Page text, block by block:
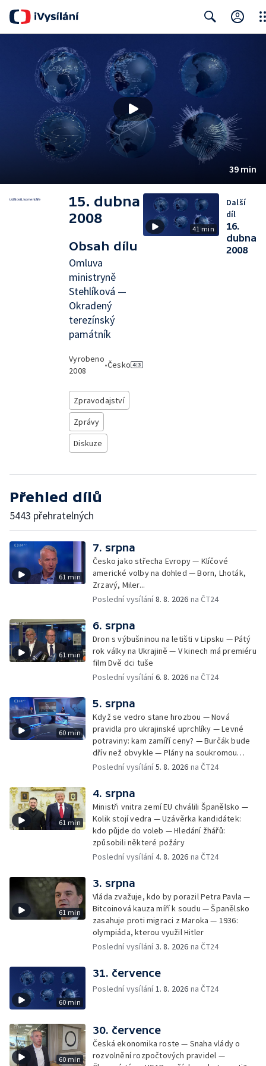
39 min
15. dubna
2008
Obsah dílu
Omluva
ministryně
Stehlíková —
Okradený
terezínský
památník
Vyrobeno
2008
•Česko
Zpravodajství
Zprávy
Diskuze
41 min
Další
díl
16.
dubna
2008
Přehled dílů
5443 přehratelných
61 min
7. srpna
Česko jako střecha Evropy — Klíčové
americké volby na dohled — Born, Lhoták,
Zrzavý, Miler...
Poslední vysílání8. 8. 2026 na ČT24
61 min
6. srpna
Dron s výbušninou na letišti v Lipsku — Pátý
rok války na Ukrajině — V kinech má premiéru
film Dvě dci tuše
Poslední vysílání6. 8. 2026 na ČT24
60 min
5. srpna
Když se vedro stane hrozbou — Nová
pravidla pro ukrajinské uprchlíky — Levné
potraviny: kam zamíří ceny? — Burčák bude
dřív než obvykle — Plány na soukromou
orbitální stanici
Poslední vysílání5. 8. 2026 na ČT24
61 min
4. srpna
Ministři vnitra zemí EU chválili Španělsko —
Kolik stojí vedra — Uzávěrka kandidátek:
kdo půjde do voleb — Hledání žhářů:
způsobili některé požáry
Poslední vysílání4. 8. 2026 na ČT24
61 min
3. srpna
Vláda zvažuje, kdo by porazil Petra Pavla —
Bitcoinová kauza míří k soudu — Španělsko
zasahuje proti migraci z Maroka — 1936:
olympiáda, kterou využil Hitler
Poslední vysílání3. 8. 2026 na ČT24
60 min
31. července
Poslední vysílání1. 8. 2026 na ČT24
60 min
30. července
Česká ekonomika roste — Snaha vlády o
rozvolnění rozpočtových pravidel —